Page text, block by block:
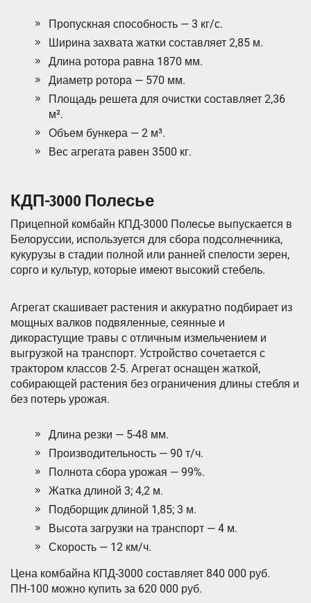
Пропускная способность — 3 кг/с.
Ширина захвата жатки составляет 2,85 м.
Длина ротора равна 1870 мм.
Диаметр ротора — 570 мм.
Площадь решета для очистки составляет 2,36
м².
Объем бункера — 2 м³.
Вес агрегата равен 3500 кг.
КДП-3000 Полесье
Прицепной комбайн КПД-3000 Полесье выпускается в
Белоруссии, используется для сбора подсолнечника,
кукурузы в стадии полной или ранней спелости зерен,
сорго и культур, которые имеют высокий стебель.
Агрегат скашивает растения и аккуратно подбирает из
мощных валков подвяленные, сеянные и
дикорастущие травы с отличным измельчением и
выгрузкой на транспорт. Устройство сочетается с
трактором классов 2-5. Агрегат оснащен жаткой,
собирающей растения без ограничения длины стебля и
без потерь урожая.
Длина резки — 5-48 мм.
Производительность — 90 т/ч.
Полнота сбора урожая — 99%.
Жатка длиной 3; 4,2 м.
Подборщик длиной 1,85; 3 м.
Высота загрузки на транспорт — 4 м.
Скорость — 12 км/ч.
Цена комбайна КПД-3000 составляет 840 000 руб.
ПН-100 можно купить за 620 000 руб.